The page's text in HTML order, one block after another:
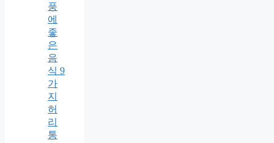
풍
에
좋
은
음
식 9
가
지
허
리
통